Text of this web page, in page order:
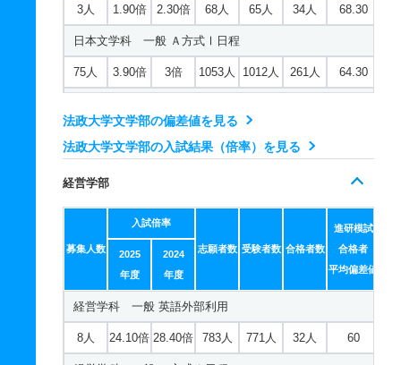
国際政治学科 一般 Ｔ日程
14人 5.20倍 4.30倍 316人 299人 58人 66.20
国際政治学科 一般 共テ Ｂ方式
15人 3.60倍 3倍 669人 667人
国際政治学科 一般 共テ Ｃ方式
5人 67
3人 1.90倍 2.30倍 68人 65人 34人 68.30
日本文学科 一般 Ａ方式Ⅰ日程
75人 3.90倍 3倍 1053人 1012人 261人 64.30
日本文学科 一般 共テ Ｃ方式
1.90倍 1.90倍
英文学科 一般 英語外部利用
2人 9.80倍 9.80倍 103人 98人 10人 59.50
英文学科 一般 Ａ方式Ⅱ日程
法政大学文学部の偏差値を見る
法政大学文学部の入試結果（倍率）を見る
経営学部
募集人数
入試倍率
志願者数 受験者数 合格者数
進研模試
合格者
平均偏差値
2025
年度
2024
年度
経営学科 一般 英語外部利用
8人 24.10倍 28.40倍 783人 771人 32人 60